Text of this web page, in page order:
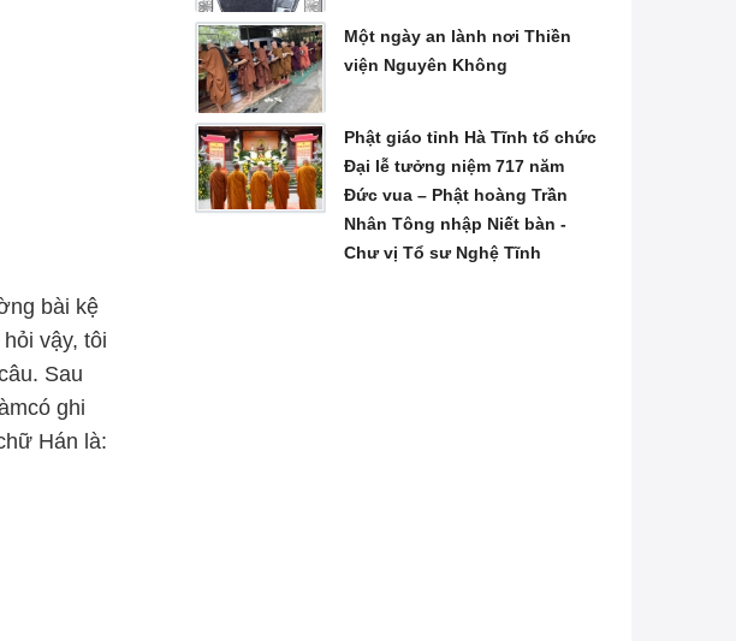
bài kệ
vậy, tôi
Sau
ghi
Hán là:
Một ngày an lành nơi Thiền
viện Nguyên Không
Phật giáo tỉnh Hà Tĩnh tổ chức
Đại lễ tưởng niệm 717 năm
Đức vua – Phật hoàng Trần
Nhân Tông nhập Niết bàn -
Chư vị Tổ sư Nghệ Tĩnh